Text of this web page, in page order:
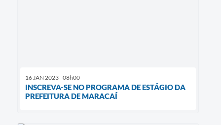
16 JAN 2023 - 08h00
INSCREVA-SE NO PROGRAMA DE ESTÁGIO DA
PREFEITURA DE MARACAÍ